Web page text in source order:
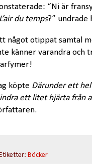
“Ni är
L’air du temps?” undrade
något otippat samtal
känner varandra och
köpte Därunder ett
ett litet hjärta från
Böcker